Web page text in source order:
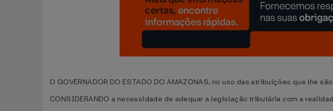
O GOVERNADOR DO ESTADO DO AMAZONAS, no uso das atribuições que
CONSIDERANDO a necessidade de adequar a legislação tributária com a